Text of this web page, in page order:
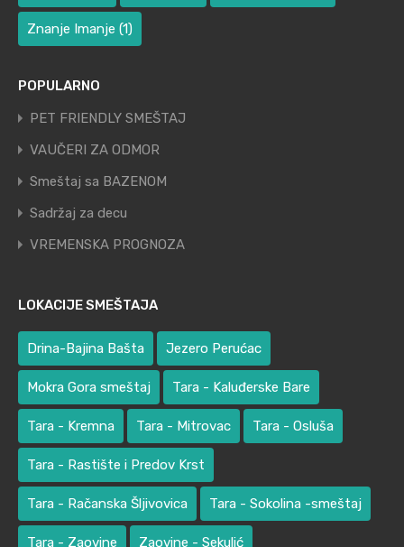
Znanje Imanje (1)
POPULARNO
PET FRIENDLY SMEŠTAJ
VAUČERI ZA ODMOR
Smeštaj sa BAZENOM
Sadržaj za decu
VREMENSKA PROGNOZA
LOKACIJE SMEŠTAJA
Drina-Bajina Bašta Jezero Perućac
Mokra Gora smeštaj Tara - Kaluđerske Bare
Tara - Kremna Tara - Mitrovac Tara - Osluša
Tara - Rastište i Predov Krst
Tara - Račanska Šljivovica Tara - Sokolina -smeštaj
Tara - Zaovine Zaovine - Sekulić